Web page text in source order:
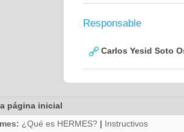
Responsable
Carlos Yesid Soto
página inicial
¿Qué es HERMES? | Instructivos